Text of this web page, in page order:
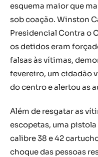
esquema maior que
sob coação. Winston
Presidencial Contra o
os detidos eram
falsas às vítimas,
fevereiro, um cidadão
do centro e alertou as
Além de resgatar as
escopetas, uma
calibre 38 e 42
choque das pessoas